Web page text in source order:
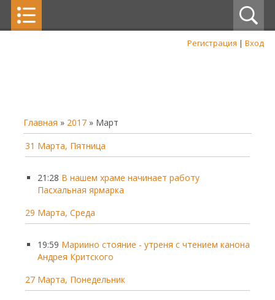
Регистрация | Вход
Главная » 2017 » Март
31 Марта, Пятница
21:28 В нашем храме начинает работу
Пасхальная ярмарка
29 Марта, Среда
19:59 Мариино стояние - утреня с чтением канона
Андрея Критского
27 Марта, Понедельник